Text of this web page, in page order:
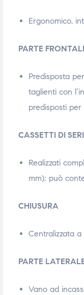
Ergonomico,
PARTE
Predisposta
taglienti con
predisposti
CASSETTI DI
Realizzati
mm); può
CHIUSURA
Centralizzata a
PARTE
Vano ad